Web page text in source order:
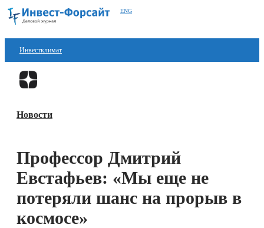
ENG
Инвестклимат
Финансы
Блокчейн
Технологии
Книги
Новости
Профессор Дмитрий
Евстафьев: «Мы еще не
потеряли шанс на прорыв в
космосе»